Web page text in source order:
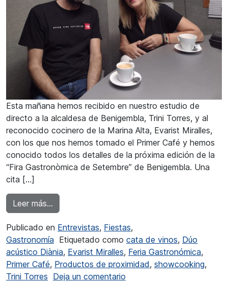
Esta mañana hemos recibido en nuestro estudio de
directo a la alcaldesa de Benigembla, Trini Torres, y al
reconocido cocinero de la Marina Alta, Evarist Miralles,
con los que nos hemos tomado el Primer Café y hemos
conocido todos los detalles de la próxima edición de la
“Fira Gastronòmica de Setembre” de Benigembla. Una
cita […]
Leer más…
Publicado en Entrevistas, Fiestas,
Gastronomía Etiquetado como cata de vinos, Dúo
acústico Diània, Evarist Miralles, Feria Gastronómica,
Primer Café, Productos de proximidad, showcooking,
Trini Torres Deja un comentario